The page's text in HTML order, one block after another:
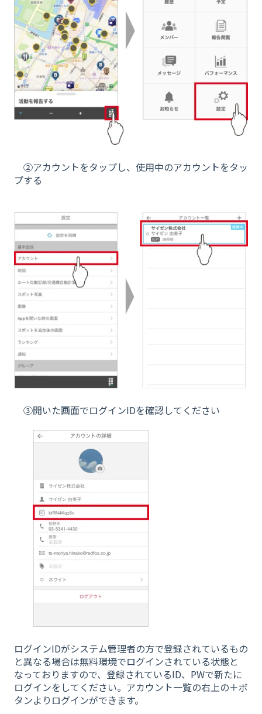
②アカウントをタップし、使用中のアカウントをタッ
プする
③開いた画面でログインIDを確認してください
ログインIDがシステム管理者の方で登録されているもの
と異なる場合は無料環境でログインされている状態と
なっておりますので、登録されているID、PWで新たに
ログインをしてください。アカウント一覧の右上の＋ボ
タンよりログインができます。